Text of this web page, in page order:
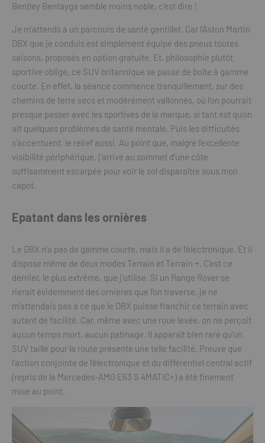
Bentley Bentayga semble moins noble, c’est dire !
Je m’attends à un parcours de santé gentillet. Car l’Aston Martin
DBX que je conduis est simplement équipé des pneus toutes
saisons, proposés en option gratuite. Et, philosophie plutôt
sportive oblige, ce SUV britannique se passe de boîte à gamme
courte. En effet, la séance commence tranquillement, sur des
chemins de terre secs et modérément vallonnés, où l’on pourrait
presque passer avec les sportives de la marque, si tant est qu’on
ait quelques problèmes de santé mentale. Puis les difficultés
s’accentuent, le relief aussi. Au point que, malgré l’excellente
visibilité périphérique, j’arrive au sommet d’une côte
suffisamment escarpée pour voir le sol disparaître sous mon
capot.
Epatant dans les ornières
Le DBX n’a pas de gamme courte, mais il a de l’électronique. Et il
dispose même de deux modes Terrain et Terrain +. C’est ce
dernier, le plus extrême, que j’utilise. Si un Range Rover se
rierait évidemment des ornières que l’on traverse, je ne
m’attendais pas à ce que le DBX puisse franchir ce terrain avec
autant de facilité. Car, même avec une roue levée, on ne perçoit
aucun temps mort, aucun patinage. Il apparaît bien rare qu’un
SUV taillé pour la route présente une telle facilité. Preuve que
l’action conjointe de l’électronique et du différentiel central actif
(repris de la Mercedes-AMG E63 S 4MATIC+) a été finement
mise au point.